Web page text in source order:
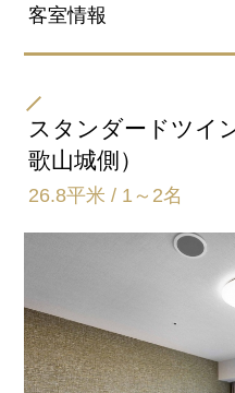
客室情報
モデレートダブル（和歌山
※高層階 確約予約は18階
168㎝×203㎝（1台）
バスタイプ
ユニットバス
スタンダードツイ
歌山城側）
26.8平米 / 1～2名